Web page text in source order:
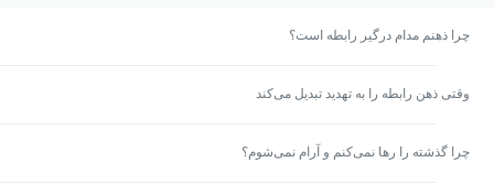
چرا ذهنم مدام درگیر رابطه است؟
وقتی ذهن رابطه را به تهدید تبدیل می‌کند
چرا گذشته را رها نمی‌کنم و آرام نمی‌شوم؟